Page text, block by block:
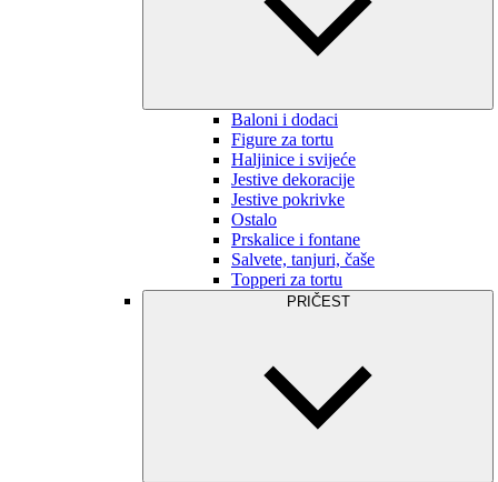
Baloni i dodaci
Figure za tortu
Haljinice i svijeće
Jestive dekoracije
Jestive pokrivke
Ostalo
Prskalice i fontane
Salvete, tanjuri, čaše
Topperi za tortu
PRIČEST